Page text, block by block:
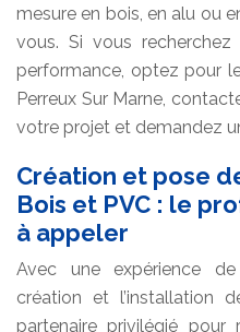
mesure en bois, en alu ou
vous. Si vous
performance, optez pour
Perreux Sur Marne,
votre projet et demandez
Création et pose
Bois et PVC : le
à appeler
Avec une expérience
création et l’installation
partenaire privilégié pour